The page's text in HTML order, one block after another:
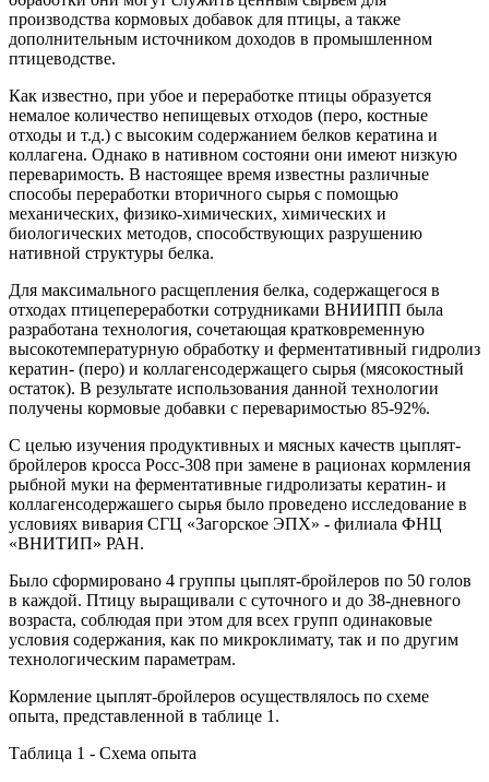
производства кормовых добавок для птицы, а также
дополнительным источником доходов в промышленном
птицеводстве.
Как известно, при убое и переработке птицы образуется
немалое количество непищевых отходов (перо, костные
отходы и т.д.) с высоким содержанием белков кератина и
коллагена. Однако в нативном состояни они имеют низкую
переваримость. В настоящее время известны различные
способы переработки вторичного сырья с помощью
механических, физико-химических, химических и
биологических методов, способствующих разрушению
нативной структуры белка.
Для максимального расщепления белка, содержащегося в
отходах птицепереработки сотрудниками ВНИИПП была
разработана технология, сочетающая кратковременную
высокотемпературную обработку и ферментативный гидролиз
кератин- (перо) и коллагенсодержащего сырья (мясокостный
остаток). В результате использования данной технологии
получены кормовые добавки с переваримостью 85-92%.
С целью изучения продуктивных и мясных качеств цыплят-
бройлеров кросса Росс-308 при замене в рационах кормления
рыбной муки на ферментативные гидролизаты кератин- и
коллагенсодержашего сырья было проведено исследование в
условиях вивария СГЦ «Загорское ЭПХ» - филиала ФНЦ
«ВНИТИП» РАН.
Было сформировано 4 группы цыплят-бройлеров по 50 голов
в каждой. Птицу выращивали с суточного и до 38-дневного
возраста, соблюдая при этом для всех групп одинаковые
условия содержания, как по микроклимату, так и по другим
технологическим параметрам.
Кормление цыплят-бройлеров осуществлялось по схеме
опыта, представленной в таблице 1.
Таблица 1 - Схема опыта